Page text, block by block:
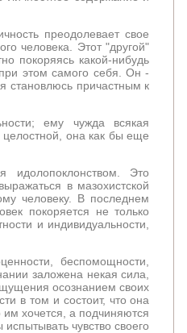
преодолевает свое
человека. Этот "другой"
покоряясь какой-нибудь
этом самого себя. Он -
становлюсь причастным к
ему чужда всякая
целостной, она как бы еще
идолопоклонством. Это
в мазохистской
человеку. В последнем
покоряется не только
и индивидуальности,
беспомощности,
заложена некая сила,
осознанием своих
в том и состоит, что она
хочется, а подчиняются
чувство своего